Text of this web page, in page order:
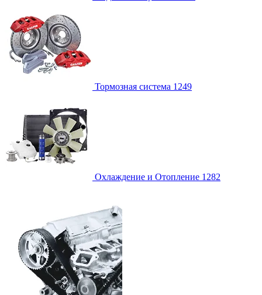
Тормозная система 1249
Охлаждение и Отопление 1282